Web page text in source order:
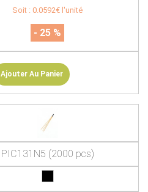
Soit : 0.0592€ l'unité
- 25 %
Ajouter Au Panier
PIC131N5 (2000 pcs)